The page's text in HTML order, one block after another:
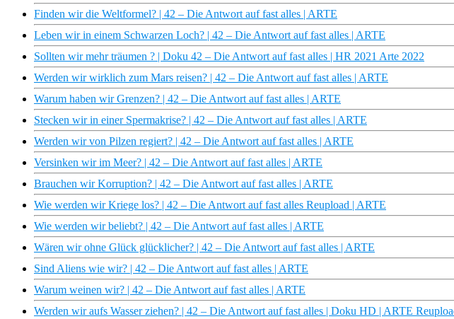
Finden wir die Weltformel? | 42 – Die Antwort auf fast alles | ARTE
Leben wir in einem Schwarzen Loch? | 42 – Die Antwort auf fast alles | ARTE
Sollten wir mehr träumen ? | Doku 42 – Die Antwort auf fast alles | HR 2021 Arte 2022
Werden wir wirklich zum Mars reisen? | 42 – Die Antwort auf fast alles | ARTE
Warum haben wir Grenzen? | 42 – Die Antwort auf fast alles | ARTE
Stecken wir in einer Spermakrise? | 42 – Die Antwort auf fast alles | ARTE
Werden wir von Pilzen regiert? | 42 – Die Antwort auf fast alles | ARTE
Versinken wir im Meer? | 42 – Die Antwort auf fast alles | ARTE
Brauchen wir Korruption? | 42 – Die Antwort auf fast alles | ARTE
Wie werden wir Kriege los? | 42 – Die Antwort auf fast alles Reupload | ARTE
Wie werden wir beliebt? | 42 – Die Antwort auf fast alles | ARTE
Wären wir ohne Glück glücklicher? | 42 – Die Antwort auf fast alles | ARTE
Sind Aliens wie wir? | 42 – Die Antwort auf fast alles | ARTE
Warum weinen wir? | 42 – Die Antwort auf fast alles | ARTE
Werden wir aufs Wasser ziehen? | 42 – Die Antwort auf fast alles | Doku HD | ARTE